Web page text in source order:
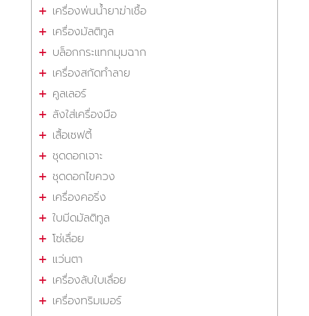
เครื่องพ่นน้ำยาฆ่าเชื้อ
เครื่องมัลติทูล
บล็อกกระแทกมุมฉาก
เครื่องสกัดทำลาย
คูลเลอร์
ลังใส่เครื่องมือ
เสื้อเซฟตี้
ชุดดอกเจาะ
ชุดดอกไขควง
เครื่องคอริ่ง
ใบมีดมัลติทูล
โซ่เลื่อย
แว่นตา
เครื่องลับใบเลื่อย
เครื่องทริมเมอร์